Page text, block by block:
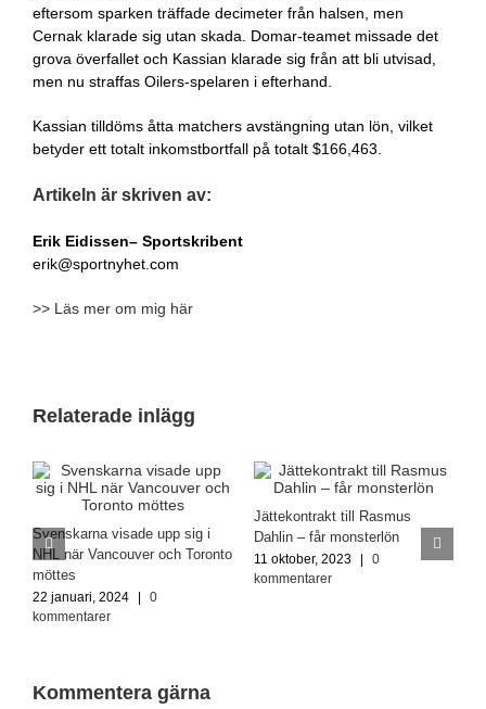
eftersom sparken träffade decimeter från halsen, men
Cernak klarade sig utan skada. Domar-teamet missade det
grova överfallet och Kassian klarade sig från att bli utvisad,
men nu straffas Oilers-spelaren i efterhand.
Kassian tilldöms åtta matchers avstängning utan lön, vilket
betyder ett totalt inkomstbortfall på totalt $166,463.
Artikeln är skriven av:
Erik Eidissen– Sportskribent
erik@sportnyhet.com
>> Läs mer om mig här
Relaterade inlägg
Svenskarna visade upp sig i
NHL när Vancouver och Toronto
möttes
22 januari, 2024 |
0
kommentarer
Jättekontrakt till Rasmus
Dahlin – får monsterlön
11 oktober, 2023 |
0
kommentarer
Kommentera gärna